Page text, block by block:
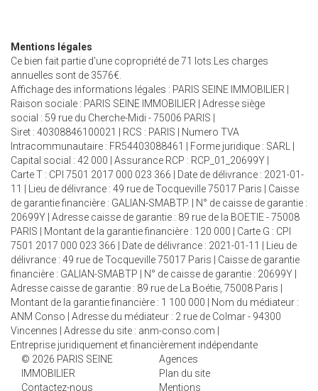
Mentions légales
Ce bien fait partie d'une copropriété de 71 lots.Les charges
annuelles sont de 3576€.
Affichage des informations légales : PARIS SEINE IMMOBILIER |
Raison sociale : PARIS SEINE IMMOBILIER | Adresse siège
social : 59 rue du Cherche-Midi - 75006 PARIS |
Siret : 40308846100021 | RCS : PARIS | Numero TVA
Intracommunautaire : FR54403088461 | Forme juridique : SARL |
Capital social : 42 000 | Assurance RCP : RCP_01_20699Y |
Carte T : CPI 7501 2017 000 023 366 | Date de délivrance : 2021-01-
11 | Lieu de délivrance : 49 rue de Tocqueville 75017 Paris | Caisse
de garantie financière : GALIAN-SMABTP. | N° de caisse de garantie :
20699Y | Adresse caisse de garantie : 89 rue de la BOETIE - 75008
PARIS | Montant de la garantie financière : 120 000 | Carte G : CPI
7501 2017 000 023 366 | Date de délivrance : 2021-01-11 | Lieu de
délivrance : 49 rue de Tocqueville 75017 Paris | Caisse de garantie
financière : GALIAN-SMABTP | N° de caisse de garantie : 20699Y |
Adresse caisse de garantie : 89 rue de La Boétie, 75008 Paris |
Montant de la garantie financière : 1 100 000 | Nom du médiateur :
ANM Conso | Adresse du médiateur : 2 rue de Colmar - 94300
Vincennes | Adresse du site : anm-conso.com
Entreprise juridiquement et financièrement indépendante
© 2026 PARIS SEINE
IMMOBILIER
Agences
Plan du site
Contactez-nous
Mentions